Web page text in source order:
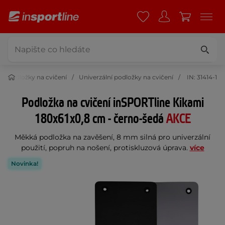
Podložky na cvičení Univerzální podložky na cvičení IN: 31414-1
Podložka na cvičení inSPORTline Kikami
180x61x0,8 cm - černo-šedáAKCE
Měkká podložka na zavěšení, 8 mm silná pro univerzální
použití, popruh na nošení, protiskluzová úprava. více
Novinka!